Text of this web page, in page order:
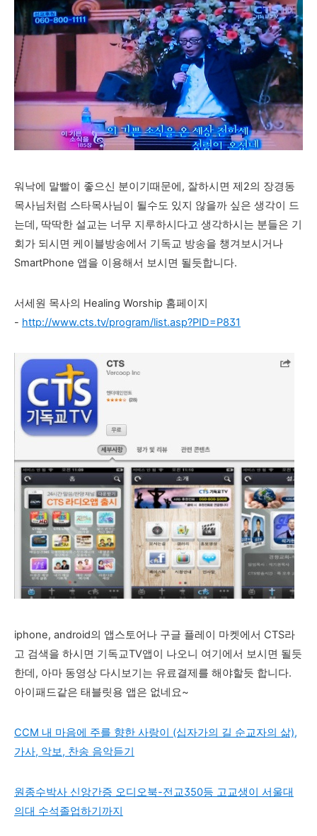
워낙에 말빨이 좋으신 분이기때문에, 잘하시면 제2의 장경동
목사님처럼 스타목사님이 될수도 있지 않을까 싶은 생각이 드
는데, 딱딱한 설교는 너무 지루하시다고 생각하시는 분들은 기
회가 되시면 케이블방송에서 기독교 방송을 챙겨보시거나
SmartPhone 앱을 이용해서 보시면 될듯합니다.
서세원 목사의 Healing Worship 홈페이지
- http://www.cts.tv/program/list.asp?PID=P831
iphone, android의 앱스토어나 구글 플레이 마켓에서 CTS라
고 검색을 하시면 기독교TV앱이 나오니 여기에서 보시면 될듯
한데, 아마 동영상 다시보기는 유료결제를 해야할듯 합니다.
아이패드같은 태블릿용 앱은 없네요~
CCM 내 마음에 주를 향한 사랑이 (십자가의 길 순교자의 삶),
가사, 악보, 찬송 음악듣기
원종수박사 신앙간증 오디오북-전교350등 고교생이 서울대
의대 수석졸업하기까지